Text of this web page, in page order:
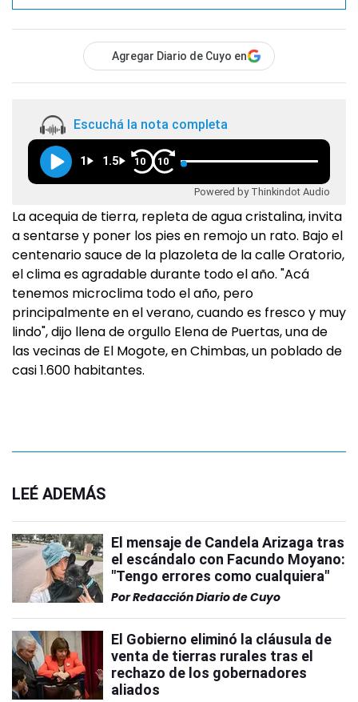
Agregar Diario de Cuyo en
Escuchá la nota completa
1 1.5 10 10
Powered by Thinkindot Audio
La acequia de tierra, repleta de agua cristalina, invita
a sentarse y poner los pies en remojo un rato. Bajo el
centenario sauce de la plazoleta de la calle Oratorio,
el clima es agradable durante todo el año. "Acá
tenemos microclima todo el año, pero
principalmente en el verano, cuando es fresco y muy
lindo", dijo llena de orgullo Elena de Puertas, una de
las vecinas de El Mogote, en Chimbas, un poblado de
casi 1.600 habitantes.
LEÉ ADEMÁS
El mensaje de Candela Arizaga tras
el escándalo con Facundo Moyano:
"Tengo errores como cualquiera"
PorRedacción Diario de Cuyo
El Gobierno eliminó la cláusula de
venta de tierras rurales tras el
rechazo de los gobernadores
aliados